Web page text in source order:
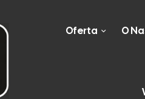
Oferta O
wpisać nazwę użytkownika